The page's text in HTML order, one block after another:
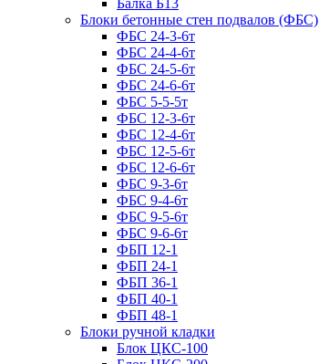
Балка Б13
Блоки бетонные стен подвалов (ФБС)
ФБС 24-3-6т
ФБС 24-4-6т
ФБС 24-5-6т
ФБС 24-6-6т
ФБС 5-5-5т
ФБС 12-3-6т
ФБС 12-4-6т
ФБС 12-5-6т
ФБС 12-6-6т
ФБС 9-3-6т
ФБС 9-4-6т
ФБС 9-5-6т
ФБС 9-6-6т
ФБП 12-1
ФБП 24-1
ФБП 36-1
ФБП 40-1
ФБП 48-1
Блоки ручной кладки
Блок ЦКС-100